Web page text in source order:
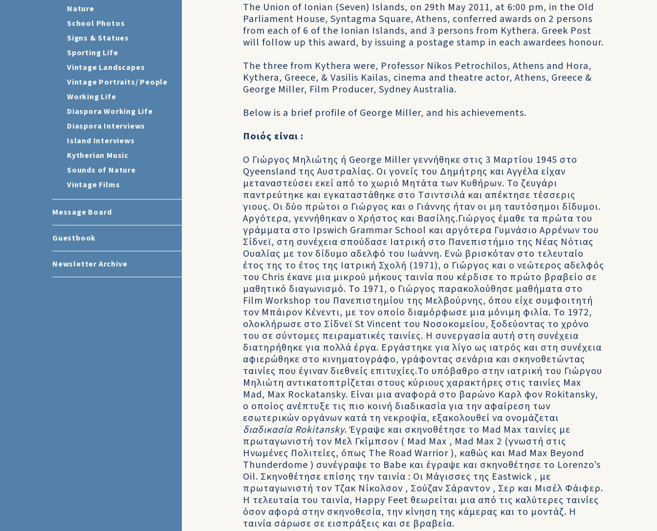
Nature
School Photos
Signs & Statues
Sporting Life
Vintage Landscapes
Vintage Portraits/ People
Working Life
Diaspora Working Life
Diaspora Interviews
Island Interviews
Kytherian Music
Sounds of Nature
Vintage Films
Message Board
Guestbook
Newsletter Archive
The Union of Ionian (Seven) Islands, on 29th May 2011, at 6:00 pm, in the Old
Parliament House, Syntagma Square, Athens, conferred awards on 2 persons
from each of 6 of the Ionian Islands, and 3 persons from Kythera. Greek Post
will follow up this award, by issuing a postage stamp in each awardees honour.
The three from Kythera were, Professor Nikos Petrochilos, Athens and Hora,
Kythera, Greece, & Vasilis Kailas, cinema and theatre actor, Athens, Greece &
George Miller, Film Producer, Sydney Australia.
Below is a brief profile of George Miller, and his achievements.
Ποιός είναι :
Ο Γιώργος Μηλιώτης ή George Miller γεννήθηκε στις 3 Μαρτίου 1945 στο
Qyeensland της Αυστραλίας. Οι γονείς του Δημήτρης και Αγγέλα είχαν
μεταναστεύσει εκεί από το χωριό Μητάτα των Κυθήρων. Το ζευγάρι
παντρεύτηκε και εγκαταστάθηκε στο Tσιντσιλά και απέκτησε τέσσερις
γιους. Οι δύο πρώτοι ο Γιώργος και ο Γιάννης ήταν οι μη ταυτόσημοι δίδυμοι.
Αργότερα, γεννήθηκαν ο Χρήστος και Βασίλης.Γιώργος έμαθε τα πρώτα του
γράμματα στο Ipswich Grammar School και αργότερα Γυμνάσιο Αρρένων του
Σίδνεϊ, στη συνέχεια σπούδασε Ιατρική στο Πανεπιστήμιο της Νέας Νότιας
Ουαλίας με τον δίδυμο αδελφό του Ιωάννη. Ενώ βρισκόταν στο τελευταίο
έτος της το έτος της Ιατρική Σχολή (1971), ο Γιώργος και ο νεώτερος αδελφός
του Chris έκανε μια μικρού μήκους ταινία που κέρδισε το πρώτο βραβείο σε
μαθητικό διαγωνισμό. Το 1971, ο Γιώργος παρακολούθησε μαθήματα στο
Film Workshop του Πανεπιστημίου της Μελβούρνης, όπου είχε συμφοιτητή
τον Μπάιρον Κένεντι, με τον οποίο διαμόρφωσε μια μόνιμη φιλία. Το 1972,
ολοκλήρωσε στο Σίδνεϊ St Vincent του Νοσοκομείου, ξοδεύοντας το χρόνο
του σε σύντομες πειραματικές ταινίες. Η συνεργασία αυτή στη συνέχεια
διατηρήθηκε για πολλά έργα. Εργάστηκε για λίγο ως ιατρός και στη συνέχεια
αφιερώθηκε στο κινηματογράφο, γράφοντας σενάρια και σκηνοθετώντας
ταινίες που έγιναν διεθνείς επιτυχίες.Το υπόβαθρο στην ιατρική του Γιώργου
Μηλιώτη αντικατοπτρίζεται στους κύριους χαρακτήρες στις ταινίες Max
Mad, Max Rockatansky. Είναι μια αναφορά στο βαρώνο Καρλ φον Rokitansky,
ο οποίος ανέπτυξε τις πιο κοινή διαδικασία για την αφαίρεση των
εσωτερικών οργάνων κατά τη νεκροψία, εξακολουθεί να ονομάζεται
διαδικασία Rokitansky. Έγραψε και σκηνοθέτησε το Mad Max ταινίες με
πρωταγωνιστή τον Μελ Γκίμπσον ( Mad Max , Mad Max 2 (γνωστή στις
Ηνωμένες Πολιτείες, όπως The Road Warrior ), καθώς και Mad Max Beyond
Thunderdome ) συνέγραψε το Babe και έγραψε και σκηνοθέτησε το Lorenzo’s
Oil. Σκηνοθέτησε επίσης την ταινία : Οι Μάγισσες της Eastwick , με
πρωταγωνιστή τον Τζακ Νίκολσον , Σούζαν Σάραντον , Σερ και Μισέλ Φάιφερ.
Η τελευταία του ταινία, Happy Feet θεωρείται μια από τις καλύτερες ταινίες
όσον αφορά στην σκηνοθεσία, την κίνηση της κάμερας και το μοντάζ. Η
ταινία σάρωσε σε εισπράξεις και σε βραβεία.